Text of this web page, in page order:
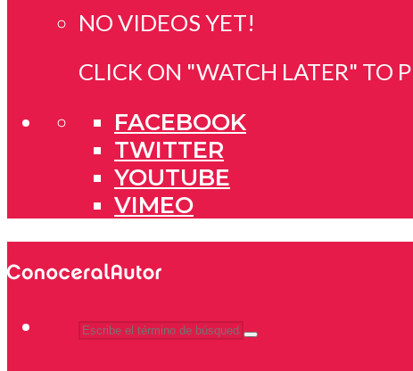
NO VIDEOS YET!
CLICK ON "WATCH LATER" TO
FACEBOOK
TWITTER
YOUTUBE
VIMEO